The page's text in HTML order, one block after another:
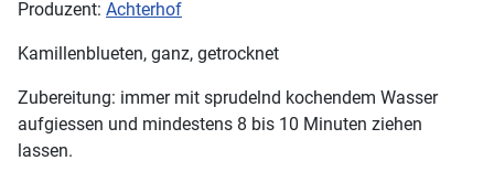
Produzent: Achterhof
Kamillenblueten, ganz, getrocknet
Zubereitung: immer mit sprudelnd kochendem Wasser
aufgiessen und mindestens 8 bis 10 Minuten ziehen
lassen.